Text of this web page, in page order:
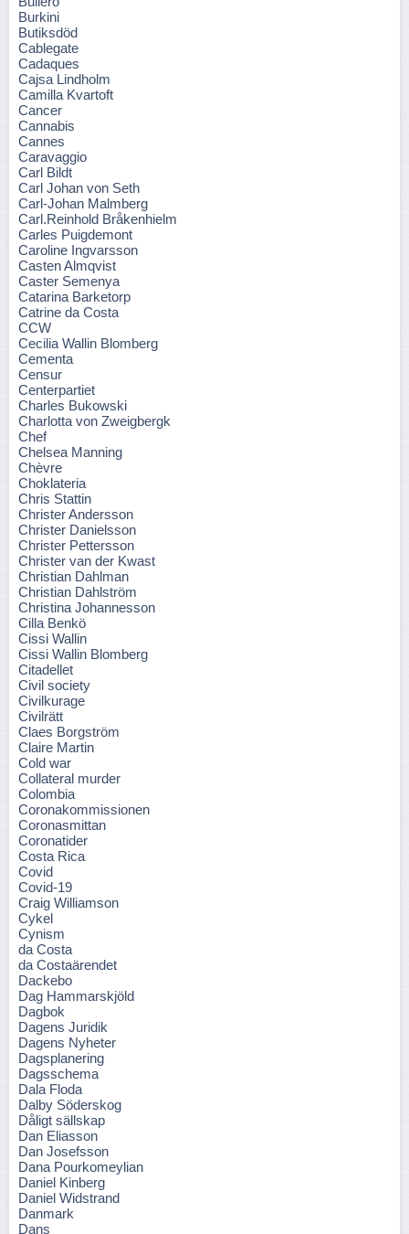
Burkini
Butiksdöd
Cablegate
Cadaques
Cajsa Lindholm
Camilla Kvartoft
Cancer
Cannabis
Cannes
Caravaggio
Carl Bildt
Carl Johan von Seth
Carl-Johan Malmberg
Carl.Reinhold Bråkenhielm
Carles Puigdemont
Caroline Ingvarsson
Casten Almqvist
Caster Semenya
Catarina Barketorp
Catrine da Costa
CCW
Cecilia Wallin Blomberg
Cementa
Censur
Centerpartiet
Charles Bukowski
Charlotta von Zweigbergk
Chef
Chelsea Manning
Chèvre
Choklateria
Chris Stattin
Christer Andersson
Christer Danielsson
Christer Pettersson
Christer van der Kwast
Christian Dahlman
Christian Dahlström
Christina Johannesson
Cilla Benkö
Cissi Wallin
Cissi Wallin Blomberg
Citadellet
Civil society
Civilkurage
Civilrätt
Claes Borgström
Claire Martin
Cold war
Collateral murder
Colombia
Coronakommissionen
Coronasmittan
Coronatider
Costa Rica
Covid
Covid-19
Craig Williamson
Cykel
Cynism
da Costa
da Costaärendet
Dackebo
Dag Hammarskjöld
Dagbok
Dagens Juridik
Dagens Nyheter
Dagsplanering
Dagsschema
Dala Floda
Dalby Söderskog
Dåligt sällskap
Dan Eliasson
Dan Josefsson
Dana Pourkomeylian
Daniel Kinberg
Daniel Widstrand
Danmark
Dans